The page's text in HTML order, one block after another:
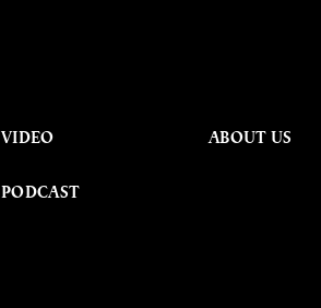
VIDEO
PODCAST
ABOUT US